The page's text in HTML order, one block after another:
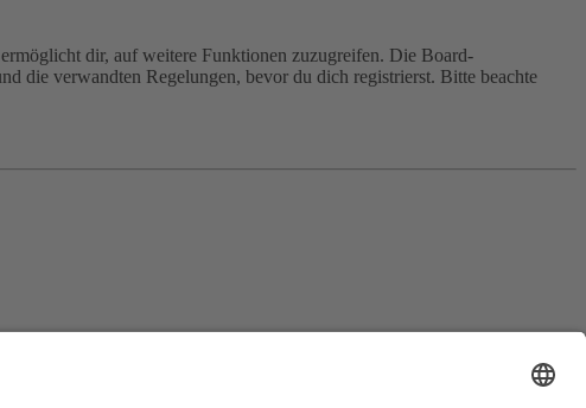
dir, auf weitere Funktionen zuzugreifen. Die Board-
die verwandten Regelungen, bevor du dich registrierst. Bitte beachte